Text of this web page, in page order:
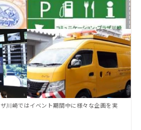
川崎ではイベント期間中に様々な企画を実